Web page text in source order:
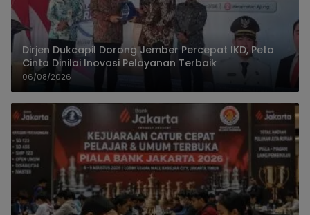
Dirjen Dukcapil Dorong Jember Percepat IKD, Peta
Cinta Dinilai Inovasi Pelayanan Terbaik
06/08/2026